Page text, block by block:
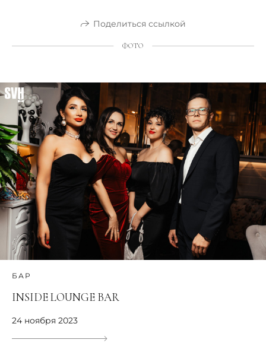
Поделиться ссылкой
ФОТО
БАР
INSIDE LOUNGE BAR
24 ноября 2023